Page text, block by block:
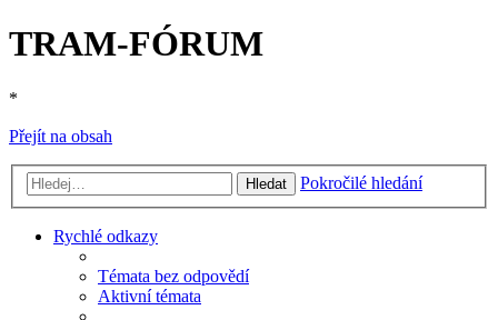
TRAM-FÓRUM
*
Přejít na obsah
Hledat Pokročilé hledání
Rychlé odkazy
Témata bez odpovědí
Aktivní témata